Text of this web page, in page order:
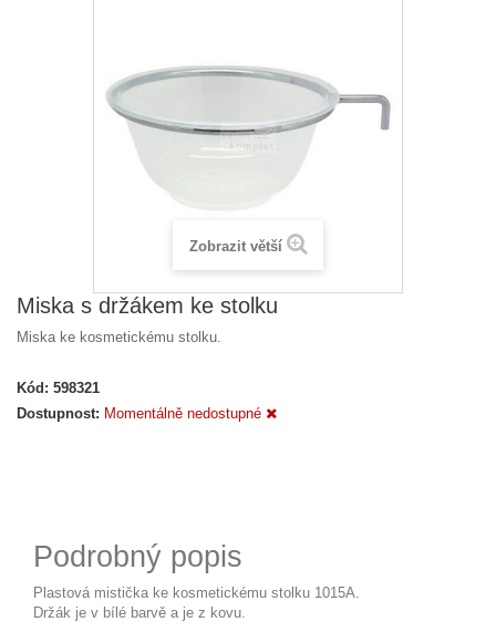
Zobrazit větší
Miska s držákem ke stolku
Miska ke kosmetickému stolku.
Kód: 598321
Dostupnost: Momentálně nedostupné
Podrobný popis
Plastová mistička ke kosmetickému stolku 1015A.
Držák je v bílé barvě a je z kovu.